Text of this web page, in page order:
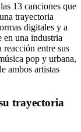
13 canciones que
trayectoria
digitales y a
en una industria
entre sus
pop y urbana,
ambos artistas
trayectoria